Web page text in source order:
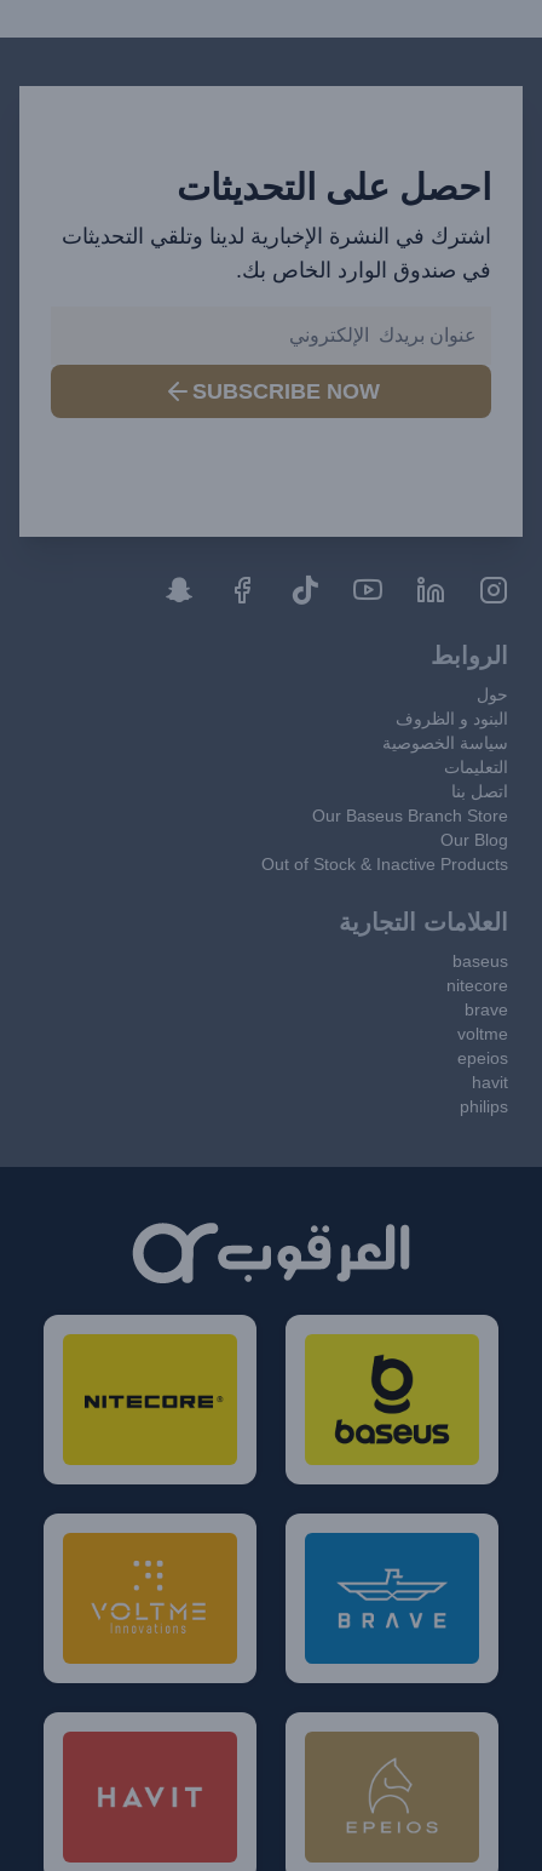
احصل على التحديثات
اشترك في النشرة الإخبارية لدينا وتلقي التحديثات
في صندوق الوارد الخاص بك.
SUBSCRIBE NOW
الروابط
حول
البنود و الظروف
سياسة الخصوصية
التعليمات
اتصل بنا
Our Baseus Branch Store
Our Blog
Out of Stock & Inactive Products
العلامات التجارية
baseus
nitecore
brave
voltme
epeios
havit
philips